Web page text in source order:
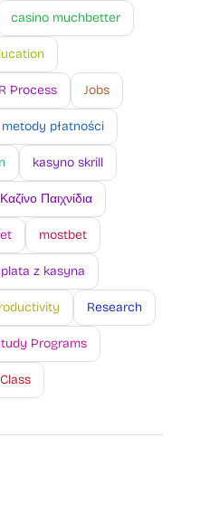
casino muchbetter
Process Jobs
płatności
kasyno skrill
Παιχνίδια
mostbet
z kasyna
Research
Programs